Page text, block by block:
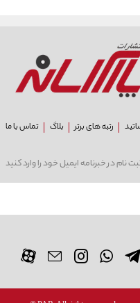
رتبه های برتر بلاگ تماس با ما
نام در خبرنامه ایمیل خود را وارد کنید